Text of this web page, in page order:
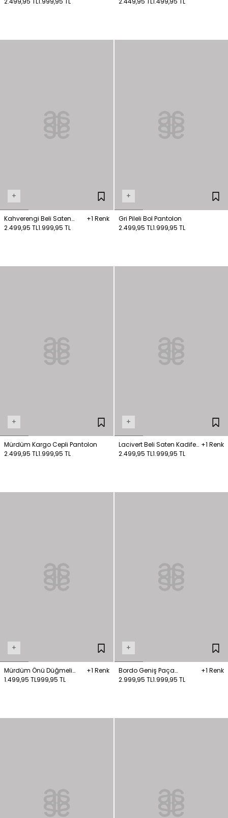
+
Kahverengi Beli Saten
Kadife Pantolon
+1 Renk
2.499,95 TL1.999,95 TL
+
Gri Pileli Bol Pantolon
2.499,95 TL1.999,95 TL
+
Mürdüm Kargo Cepli Pantolon
2.499,95 TL1.999,95 TL
+
Lacivert Beli Saten Kadife
Pantolon
+1 Renk
2.499,95 TL1.999,95 TL
+
Mürdüm Önü Düğmeli
Triko Pantolon
+1 Renk
1.499,95 TL999,95 TL
+
Bordo Geniş Paça
Pantolon
+1 Renk
2.999,95 TL1.999,95 TL